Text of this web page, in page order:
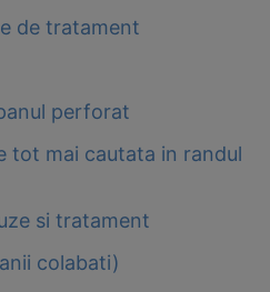
de tratament
perforat
tot mai cautata in randul
si tratament
colabati)